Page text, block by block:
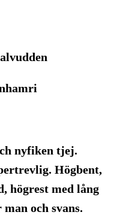
nyfiken tjej.
Högbent,
högrest med lång
och svans.